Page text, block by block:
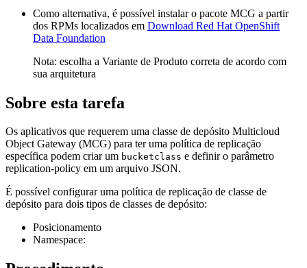
Como alternativa, é possível instalar o pacote MCG a partir
dos RPMs localizados em Download Red Hat OpenShift
Data Foundation
Nota: escolha a Variante de Produto correta de acordo com
sua arquitetura
Sobre esta tarefa
Os aplicativos que requerem uma classe de depósito Multicloud
Object Gateway (MCG) para ter uma política de replicação
específica podem criar um bucketclass e definir o parâmetro
replication-policy em um arquivo JSON.
É possível configurar uma política de replicação de classe de
depósito para dois tipos de classes de depósito:
Posicionamento
Namespace: